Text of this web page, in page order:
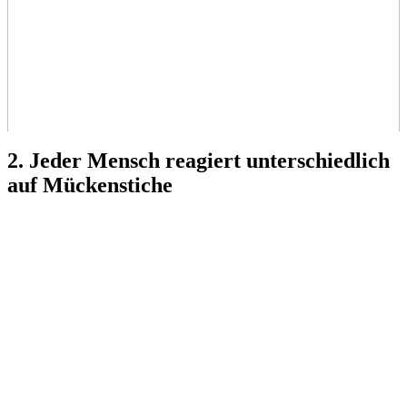
2. Jeder Mensch reagiert unterschiedlich
auf Mückenstiche